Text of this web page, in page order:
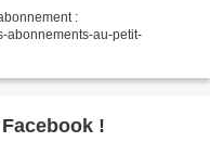
:
abonnements-au-petit-
!